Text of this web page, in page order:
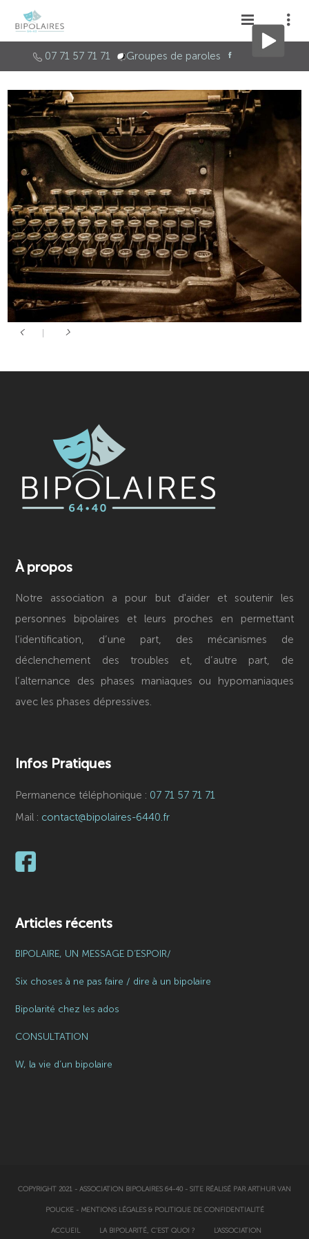
07 71 57 71 71 Groupes de paroles
À propos
Notre association a pour but d'aider et soutenir les
personnes bipolaires et leurs proches en permettant
l’identification, d’une part, des mécanismes de
déclenchement des troubles et, d’autre part, de
l’alternance des phases maniaques ou hypomaniaques
avec les phases dépressives.
Infos Pratiques
Permanence téléphonique : 07 71 57 71 71
Mail : contact@bipolaires-6440.fr
Articles récents
BIPOLAIRE, UN MESSAGE D’ESPOIR/
Six choses à ne pas faire / dire à un bipolaire
Bipolarité chez les ados
CONSULTATION
W, la vie d’un bipolaire
COPYRIGHT 2021 - ASSOCIATION BIPOLAIRES 64-40 - SITE RÉALISÉ PARARTHUR VAN
POUCKE- MENTIONS LÉGALES & POLITIQUE DE CONFIDENTIALITÉ
ACCUEIL LA BIPOLARITÉ, C’EST QUOI ? L’ASSOCIATION